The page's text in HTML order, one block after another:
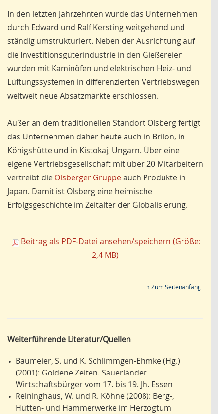
In den letzten Jahrzehnten wurde das Unternehmen
durch Edward und Ralf Kersting weitgehend und
ständig umstrukturiert. Neben der Ausrichtung auf
die Investitionsgüterindustrie in den Gießereien
wurden mit Kaminöfen und elektrischen Heiz- und
Lüftungssystemen in differenzierten Vertriebswegen
weltweit neue Absatzmärkte erschlossen.
Außer an dem traditionellen Standort Olsberg fertigt
das Unternehmen daher heute auch in Brilon, in
Königshütte und in Kistokaj, Ungarn. Über eine
eigene Vertriebsgesellschaft mit über 20 Mitarbeitern
vertreibt die Olsberger Gruppeauch Produkte in
Japan. Damit ist Olsberg eine heimische
Erfolgsgeschichte im Zeitalter der Globalisierung.
Beitrag als PDF-Datei ansehen/speichern (Größe:
2,4 MB)
↑ Zum Seitenanfang
Weiterführende Literatur/Quellen
• Baumeier, S. und K. Schlimmgen-Ehmke (Hg.)
(2001): Goldene Zeiten. Sauerländer
Wirtschaftsbürger vom 17. bis 19. Jh. Essen
• Reininghaus, W. und R. Köhne (2008): Berg-,
Hütten- und Hammerwerke im Herzogtum